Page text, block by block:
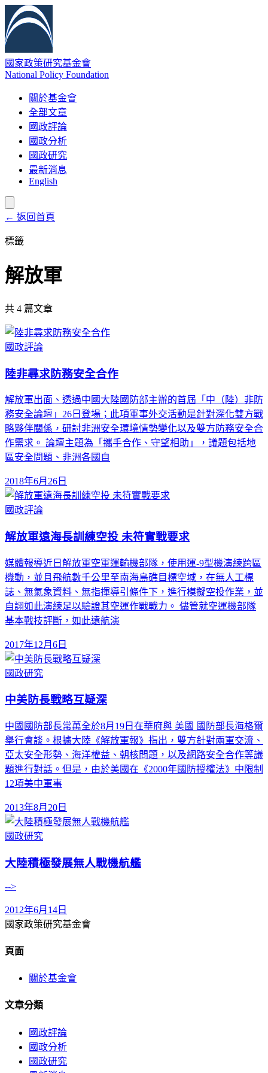
國家政策研究基金會
National Policy Foundation
關於基金會
全部文章
國政評論
國政分析
國政研究
最新消息
English
← 返回首頁
標籤
解放軍
共 4 篇文章
國政評論
陸非尋求防務安全合作
解放軍出面、透過中國大陸國防部主辦的首屆「中（陸）非防
務安全論壇」26日登場；此項軍事外交活動是針對深化雙方戰
略夥伴關係，研討非洲安全環境情勢變化以及雙方防務安全合
作需求。 論壇主題為「攜手合作、守望相助」，議題包括地
區安全問題、非洲各國自
2018年6月26日
國政評論
解放軍遠海長訓練空投 未符實戰要求
媒體報導近日解放軍空軍運輸機部隊，使用運-9型機演練跨區
機動，並且飛航數千公里至南海島礁目標空域，在無人工標
誌、無氣象資料、無指揮導引條件下，進行模擬空投作業，並
自詡如此演練足以驗證其空運作戰戰力。 儘管就空運機部隊
基本戰技評斷，如此遠航演
2017年12月6日
國政研究
中美防長戰略互疑深
中國國防部長常萬全於8月19日在華府與 美國 國防部長海格爾
舉行會談。根據大陸《解放軍報》指出，雙方針對兩軍交流、
亞太安全形勢、海洋權益、朝核問題，以及網路安全合作等議
題進行對話。但是，由於美國在《2000年國防授權法》中限制
12項美中軍事
2013年8月20日
國政研究
大陸積極發展無人戰機航艦
-->
2012年6月14日
國家政策研究基金會
頁面
關於基金會
文章分類
國政評論
國政分析
國政研究